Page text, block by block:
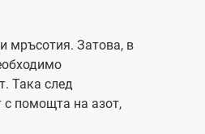
мръсотия. Затова, в
Така след
с помощта на азот,